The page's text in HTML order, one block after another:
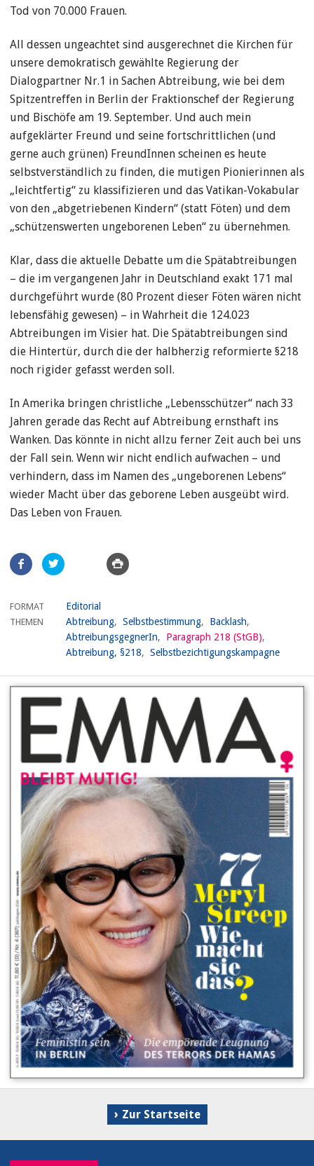
Tod von 70.000 Frauen.
All dessen ungeachtet sind ausgerechnet die Kirchen für
unsere demokratisch gewählte Regierung der
Dialogpartner Nr.1 in Sachen Abtreibung, wie bei dem
Spitzentreffen in Berlin der Fraktionschef der Regierung
und Bischöfe am 19. September. Und auch mein
aufgeklärter Freund und seine fortschrittlichen (und
gerne auch grünen) FreundInnen scheinen es heute
selbstverständlich zu finden, die mutigen Pionierinnen als
„leichtfertig“ zu klassifizieren und das Vatikan-Vokabular
von den „abgetriebenen Kindern“ (statt Föten) und dem
„schützenswerten ungeborenen Leben“ zu übernehmen.
Klar, dass die aktuelle Debatte um die Spätabtreibungen
– die im vergangenen Jahr in Deutschland exakt 171 mal
durchgeführt wurde (80 Prozent dieser Föten wären nicht
lebensfähig gewesen) – in Wahrheit die 124.023
Abtreibungen im Visier hat. Die Spätabtreibungen sind
die Hintertür, durch die der halbherzig reformierte §218
noch rigider gefasst werden soll.
In Amerika bringen christliche „Lebensschützer“ nach 33
Jahren gerade das Recht auf Abtreibung ernsthaft ins
Wanken. Das könnte in nicht allzu ferner Zeit auch bei uns
der Fall sein. Wenn wir nicht endlich aufwachen – und
verhindern, dass im Namen des „ungeborenen Lebens“
wieder Macht über das geborene Leben ausgeübt wird.
Das Leben von Frauen.
Artikel
teilen
FORMAT Editorial
THEMEN Abtreibung Selbstbestimmung
Backlash
AbtreibungsgegnerIn
Paragraph 218 (StGB)
Abtreibung, §218
Selbstbezichtigungskampagne
Zur Startseite